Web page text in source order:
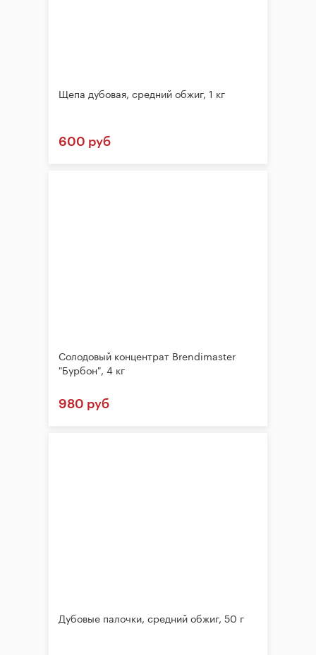
Щепа дубовая, средний обжиг, 1 кг
600 руб
Солодовый концентрат Brendimaster
"Бурбон", 4 кг
980 руб
Дубовые палочки, средний обжиг, 50 г